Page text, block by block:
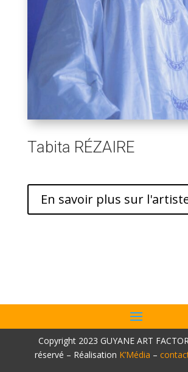
Tabita RÉZAIRE
En savoir plus sur
Copyright 2023 GUYANE ART
réservé – Réalisation K’Média –